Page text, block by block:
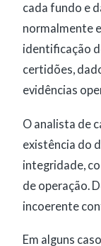
cada fundo e
normalmente
identificação
certidões,
evidências
O analista de
existência do
integridade,
de operação.
incoerente
Em alguns